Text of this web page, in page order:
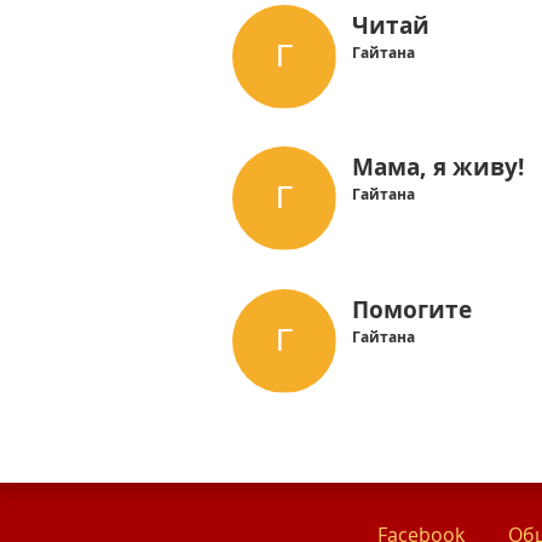
Читай
Гайтана
Мама, я живу!
Гайтана
Помогите
Гайтана
Facebook